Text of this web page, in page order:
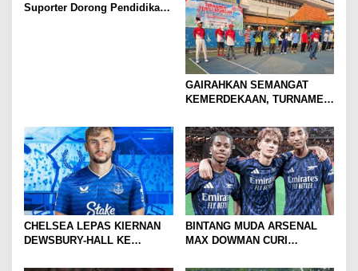
Suporter Dorong Pendidikan
GAIRAHKAN SEMANGAT
KEMERDEKAAN, TURNAMEN
MOJOKERTO RAYA RESMI
BERGULIR
CHELSEA LEPAS KIERNAN
DEWSBURY-HALL KE
BINTANG MUDA ARSENAL
MAX DOWMAN CURI